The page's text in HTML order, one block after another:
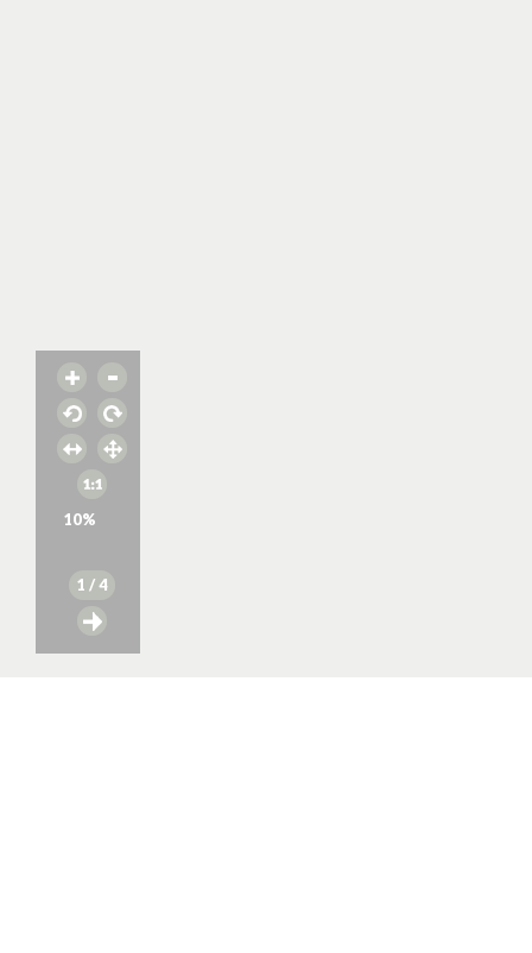
10%
1 / 4